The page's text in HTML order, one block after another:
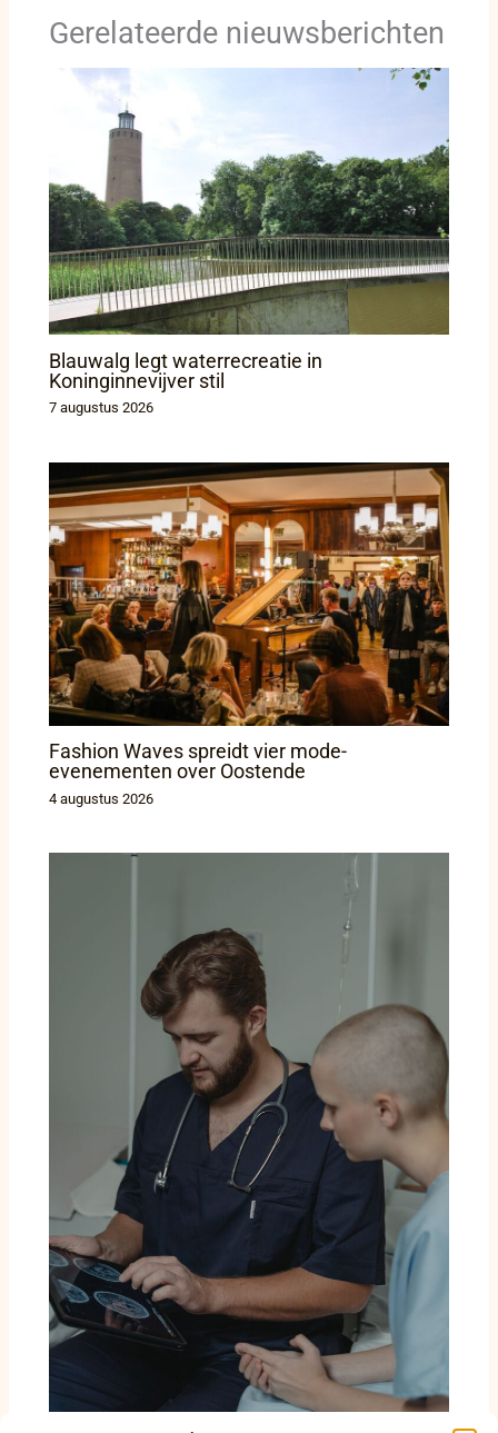
Gerelateerde nieuwsberichten
Blauwalg legt waterrecreatie in
Koninginnevijver stil
7 augustus 2026
Fashion Waves spreidt vier mode-
evenementen over Oostende
4 augustus 2026